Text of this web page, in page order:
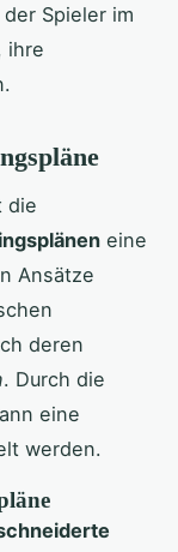
der Spieler im
ihre
die
eine
Ansätze
deren
. Durch die
eine
werden.